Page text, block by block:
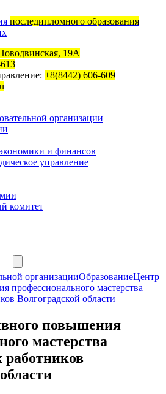
последипломного образования
19А
+8(8442) 606-609
организации
и финансов
управление
комитет
организацииОбразованиеЦентр
профессионального мастерства
Волгоградской области
повышения
мастерства
работников